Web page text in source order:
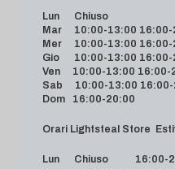
Lun Chiuso
Mar 10:00-13:00 16:00-
Mer 10:00-13:00 16:00-
Gio 10:00-13:00 16:00-
Ven 10:00-13:00 16:00-
Sab 10:00-13:00 16:00-
Dom 16:00-20:00
Orari
Lun Chiuso 16:00-